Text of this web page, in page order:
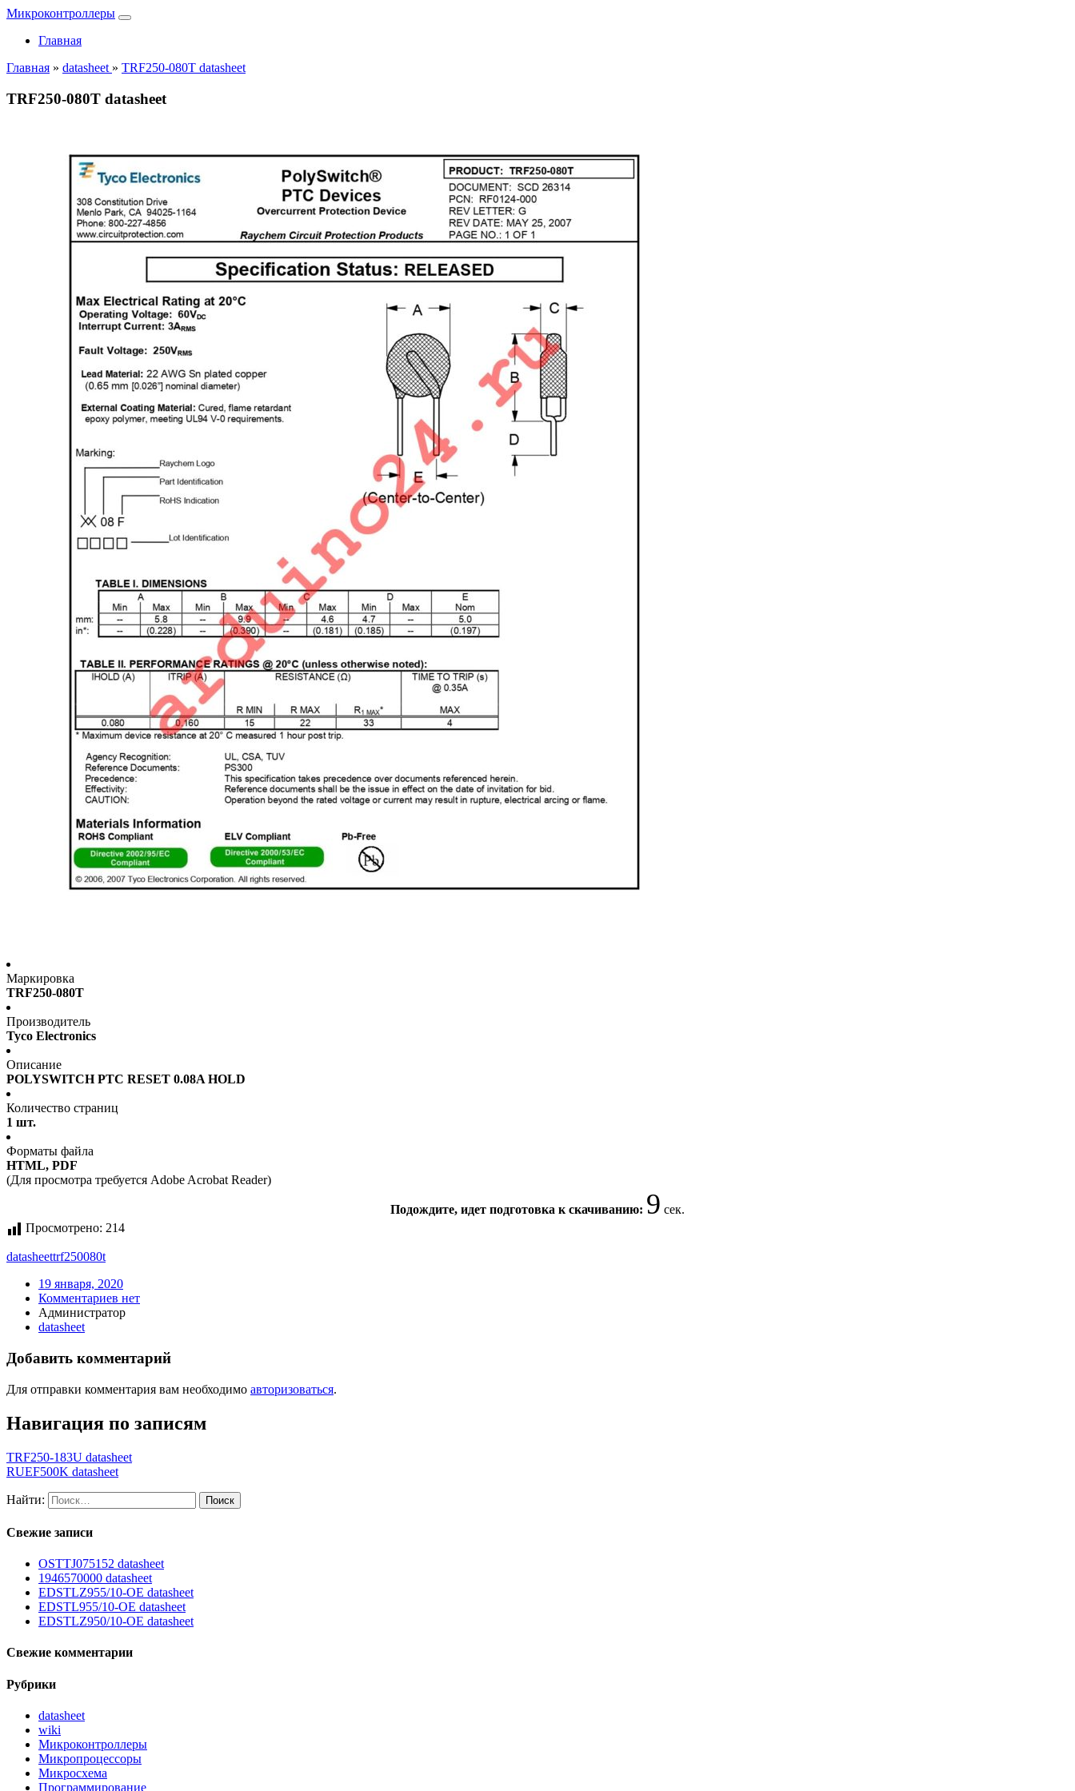
Микроконтроллеры
Главная
Главная » datasheet » TRF250-080T datasheet
TRF250-080T datasheet
Маркировка
TRF250-080T
Производитель
Tyco Electronics
Описание
POLYSWITCH PTC RESET 0.08A HOLD
Количество страниц
1 шт.
Форматы файла
HTML, PDF
(Для просмотра требуется Adobe Acrobat Reader)
Подождите, идет подготовка к скачиванию: 9 сек.
Просмотрено: 214
datasheettrf250080t
19 января, 2020
Комментариев нет
Администратор
datasheet
Добавить комментарий
Для отправки комментария вам необходимо авторизоваться.
Навигация по записям
TRF250-183U datasheet
RUEF500K datasheet
Найти:
Свежие записи
OSTTJ075152 datasheet
1946570000 datasheet
EDSTLZ955/10-OE datasheet
EDSTL955/10-OE datasheet
EDSTLZ950/10-OE datasheet
Свежие комментарии
Рубрики
datasheet
wiki
Микроконтроллеры
Микропроцессоры
Микросхема
Программирование